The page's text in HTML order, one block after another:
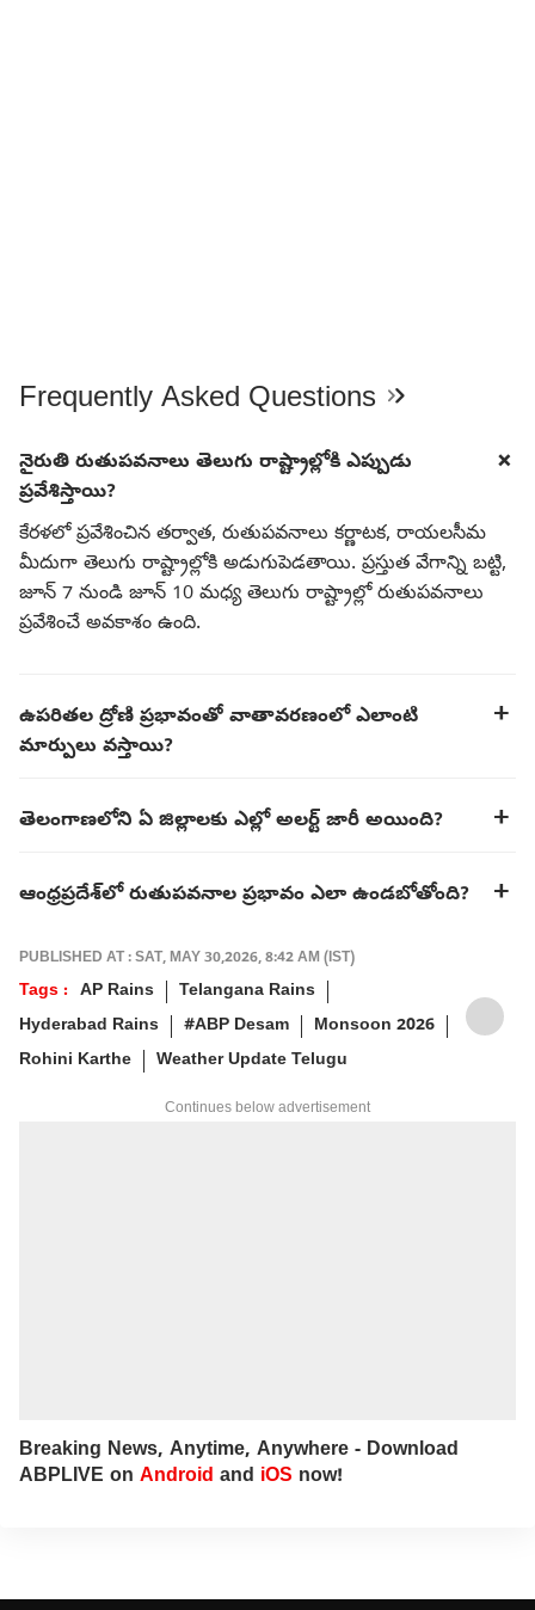
Frequently Asked Questions
నైరుతి రుతుపవనాలు తెలుగు రాష్ట్రాల్లోకి ఎప్పుడు
ప్రవేశిస్తాయి?
కేరళలో ప్రవేశించిన తర్వాత, రుతుపవనాలు కర్ణాటక, రాయలసీమ
మీదుగా తెలుగు రాష్ట్రాల్లోకి అడుగుపెడతాయి. ప్రస్తుత వేగాన్ని బట్టి,
జూన్ 7 నుండి జూన్ 10 మధ్య తెలుగు రాష్ట్రాల్లో రుతుపవనాలు
ప్రవేశించే అవకాశం ఉంది.
ఉపరితల ద్రోణి ప్రభావంతో వాతావరణంలో ఎలాంటి
మార్పులు వస్తాయి?
తెలంగాణలోని ఏ జిల్లాలకు ఎల్లో అలర్ట్ జారీ అయింది?
ఆంధ్రప్రదేశ్‌లో రుతుపవనాల ప్రభావం ఎలా ఉండబోతోంది?
PUBLISHED AT : SAT, MAY 30,2026, 8:42 AM (IST)
Tags : AP Rains
Telangana Rains
Hyderabad Rains
#ABP Desam
Monsoon 2026
Rohini Karthe
Weather Update Telugu
Continues below advertisement
Breaking News, Anytime, Anywhere - Download
ABPLIVE on Android and iOS now!